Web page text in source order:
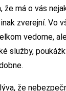
že má o vás
zverejní. Vo
vedome,
služby,
že